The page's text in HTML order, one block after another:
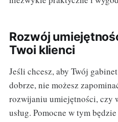
Rozwój
Twoi klienci
Jeśli chcesz, aby Twój
dobrze, nie możesz
rozwijaniu umiejętności, czy
usług. Pomocne w tym